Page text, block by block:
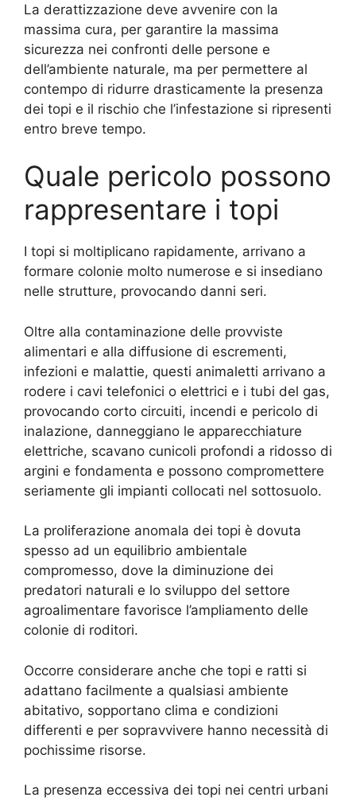
La derattizzazione deve avvenire con la
massima cura, per garantire la massima
sicurezza nei confronti delle persone e
dell’ambiente naturale, ma per permettere al
contempo di ridurre drasticamente la presenza
dei topi e il rischio che l’infestazione si ripresenti
entro breve tempo.
Quale pericolo possono
rappresentare i topi
I topi si moltiplicano rapidamente, arrivano a
formare colonie molto numerose e si insediano
nelle strutture, provocando danni seri.
Oltre alla contaminazione delle provviste
alimentari e alla diffusione di escrementi,
infezioni e malattie, questi animaletti arrivano a
rodere i cavi telefonici o elettrici e i tubi del gas,
provocando corto circuiti, incendi e pericolo di
inalazione, danneggiano le apparecchiature
elettriche, scavano cunicoli profondi a ridosso di
argini e fondamenta e possono compromettere
seriamente gli impianti collocati nel sottosuolo.
La proliferazione anomala dei topi è dovuta
spesso ad un equilibrio ambientale
compromesso, dove la diminuzione dei
predatori naturali e lo sviluppo del settore
agroalimentare favorisce l’ampliamento delle
colonie di roditori.
Occorre considerare anche che topi e ratti si
adattano facilmente a qualsiasi ambiente
abitativo, sopportano clima e condizioni
differenti e per sopravvivere hanno necessità di
pochissime risorse.
La presenza eccessiva dei topi nei centri urbani